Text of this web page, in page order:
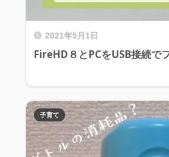
2021年5月1日
FireHD８とPCをUSB接続で
子育て